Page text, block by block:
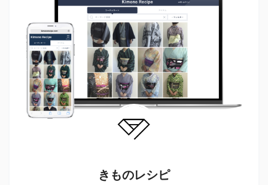
きものレシピ